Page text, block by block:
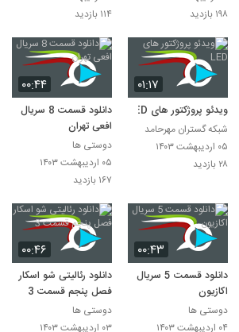
۱۹۸ بازدید
۱۱۴ بازدید
۰۱:۱۷
ویدئو پروژکتور های LED
شبکه گستران مهرحامد
۰۵ اردیبهشت ۱۴۰۳
۲۸ بازدید
۰۰:۴۴
دانلود قسمت 8 سریال
افعی تهران
دوستی ها
۰۵ اردیبهشت ۱۴۰۳
۱۶۷ بازدید
۰۰:۴۳
دانلود قسمت 5 سریال
اکازیون
دوستی ها
۰۴ اردیبهشت ۱۴۰۳
۰۰:۴۶
دانلود رئالیتی شو اسکار
فصل پنجم قسمت 3
دوستی ها
۰۳ اردیبهشت ۱۴۰۳